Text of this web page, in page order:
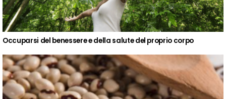
Occuparsi del benessere e della salute del proprio corpo